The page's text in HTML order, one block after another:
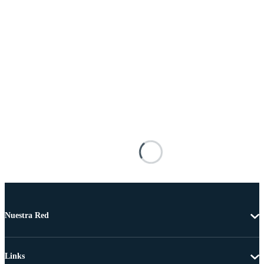
Nuestra Red
Links